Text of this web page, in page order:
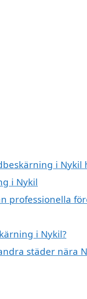
i Nykil
i Nykil
professionella
i Nykil?
städer nära